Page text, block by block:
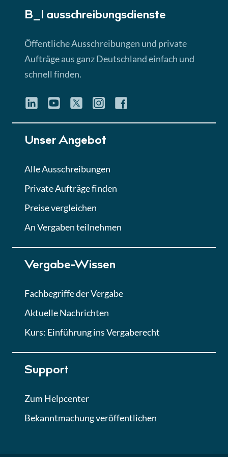
Lektion 3
► 4:31 Min
Quiz
Eignung im Vergabeverfahren
Lektion 6
Abgabe von Angeboten
Lektion
Lektion 7
Finales Quiz
B_I ausschreibungs­dienste
Öffentliche Ausschreibungen und private
Aufträge aus ganz Deutschland einfach und
schnell finden.
Unser Angebot
Alle Ausschreibungen
Private Aufträge finden
Preise vergleichen
An Vergaben teilnehmen
Vergabe-Wissen
Fachbegriffe der Vergabe
Aktuelle Nachrichten
Kurs: Einführung ins Vergaberecht
Support
Zum Helpcenter
Bekanntmachung veröffentlichen